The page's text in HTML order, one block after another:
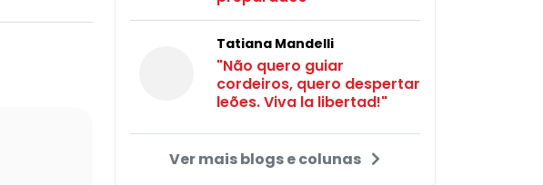
Tatiana Mandelli
"Não quero guiar
cordeiros, quero despertar
leões. Viva la libertad!"
Ver mais blogs e colunas